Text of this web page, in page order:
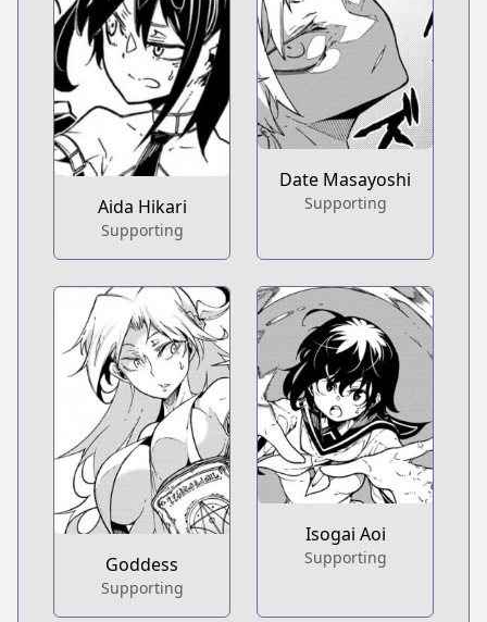
Aida Hikari
Supporting
Date Masayoshi
Supporting
Goddess
Supporting
Isogai Aoi
Supporting